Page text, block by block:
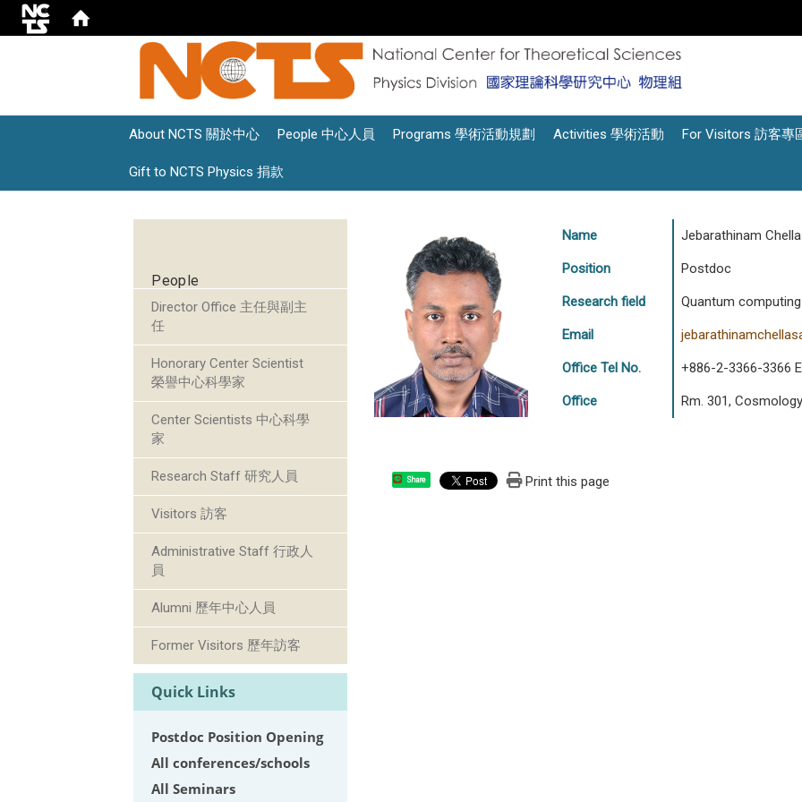
About NCTS 關於中心 People 中心人員 Programs 學術活動規劃 Activities 學術活動 For Visitors 訪客專
Gift to NCTS Physics 捐款
People
Director Office 主任與副主
任
Honorary Center Scientist
榮譽中心科學家
Center Scientists 中心科學
家
Research Staff 研究人員
Visitors 訪客
Administrative Staff 行政人
員
Alumni 歷年中心人員
Former Visitors 歷年訪客
Quick Links
Postdoc Position Opening
All conferences/schools
All Seminars
Name Jebarathinam
Position Postdoc
Research field Quantum
Email
Office Tel No. +886-2-3366-3366
Office Rm. 301,
Share Print this page